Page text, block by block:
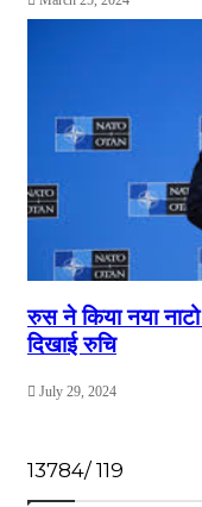
रुस ने किया नया
दिखाई रुचि
July 29, 2024
13784/ 119